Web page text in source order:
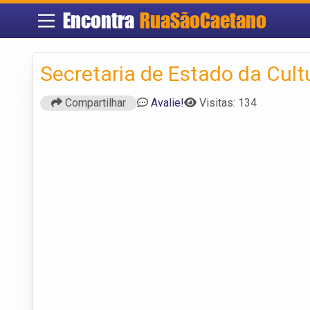
Encontra RuaSãoCaetano
Secretaria de Estado da
Compartilhar Avalie! Visitas: 134